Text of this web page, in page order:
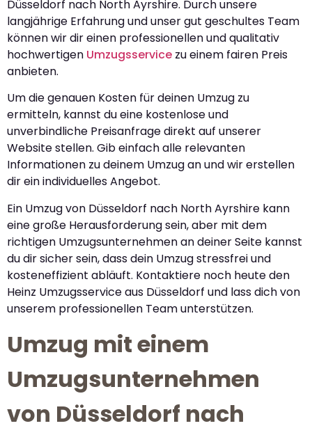
Düsseldorf nach North Ayrshire. Durch unsere
langjährige Erfahrung und unser gut geschultes Team
können wir dir einen professionellen und qualitativ
hochwertigen Umzugsservice zu einem fairen Preis
anbieten.
Um die genauen Kosten für deinen Umzug zu
ermitteln, kannst du eine kostenlose und
unverbindliche Preisanfrage direkt auf unserer
Website stellen. Gib einfach alle relevanten
Informationen zu deinem Umzug an und wir erstellen
dir ein individuelles Angebot.
Ein Umzug von Düsseldorf nach North Ayrshire kann
eine große Herausforderung sein, aber mit dem
richtigen Umzugsunternehmen an deiner Seite kannst
du dir sicher sein, dass dein Umzug stressfrei und
kosteneffizient abläuft. Kontaktiere noch heute den
Heinz Umzugsservice aus Düsseldorf und lass dich von
unserem professionellen Team unterstützen.
Umzug mit einem
Umzugsunternehmen
von Düsseldorf nach